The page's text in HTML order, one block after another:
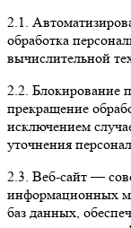
2.1.
обработка
вычислительной
2.2. Блокирование
прекращение
исключением
уточнения
2.3. Веб-сайт —
информационных
баз данных,